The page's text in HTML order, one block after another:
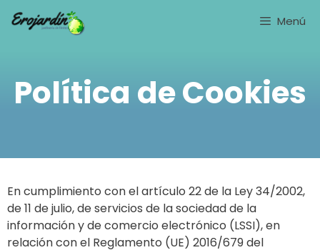
Menú
Política de Cookies
En cumplimiento con el artículo 22 de la Ley 34/2002,
de 11 de julio, de servicios de la sociedad de la
información y de comercio electrónico (LSSI), en
relación con el Reglamento (UE) 2016/679 del